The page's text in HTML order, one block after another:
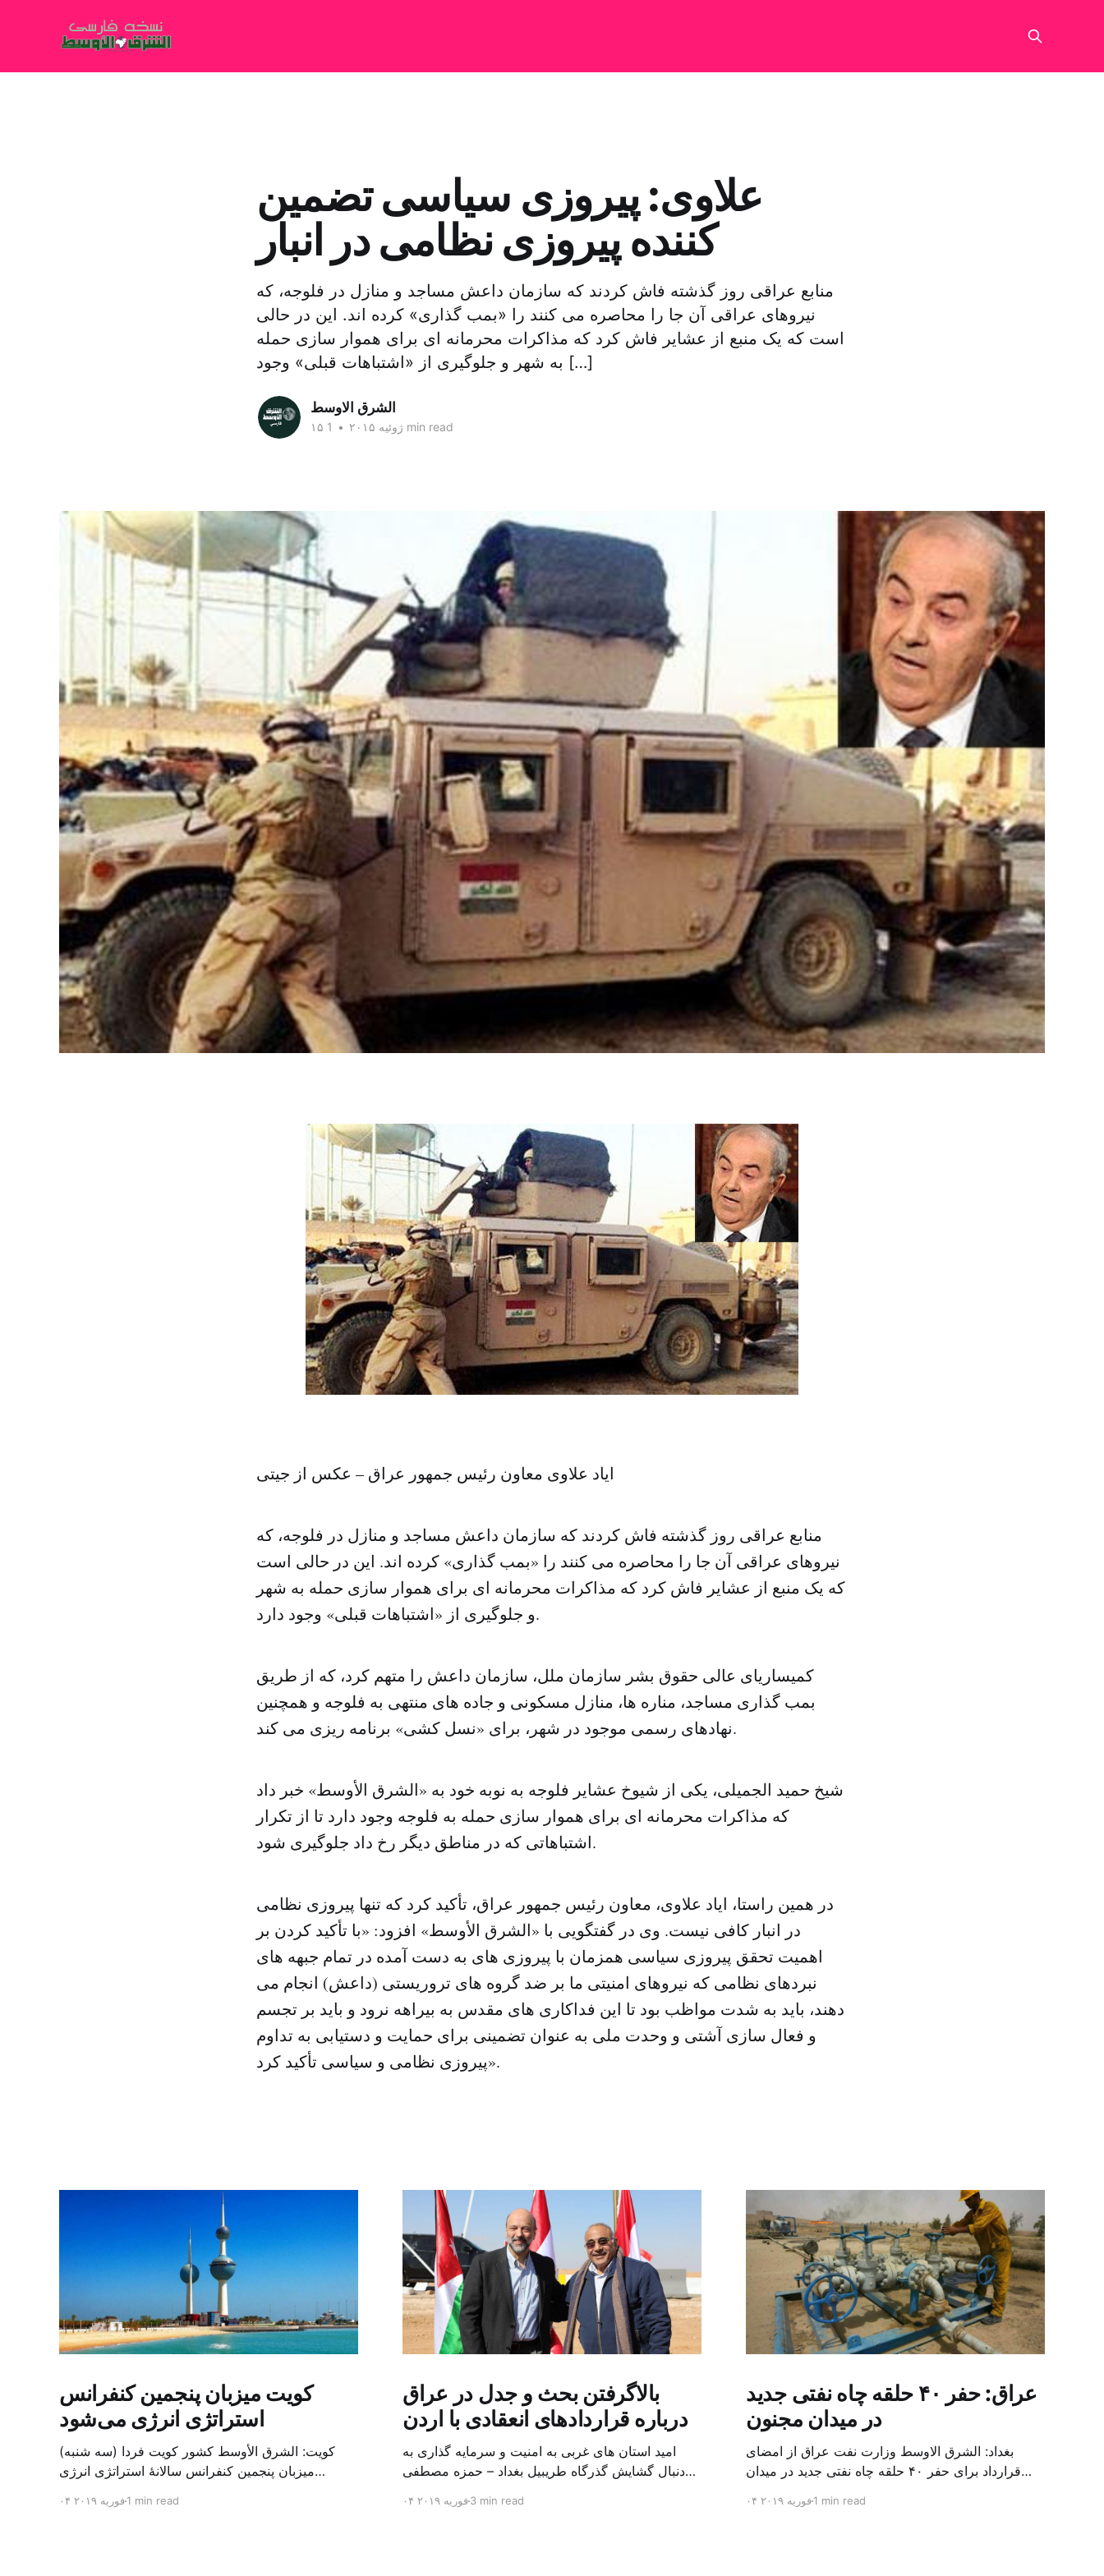
علاوی: پیروزی سیاسی تضمین
کننده پیروزی نظامی در انبار
منابع عراقی روز گذشته فاش کردند که سازمان داعش مساجد و منازل در فلوجه، که
نیروهای عراقی آن جا را محاصره می کنند را «بمب گذاری» کرده اند. این در حالی
است که یک منبع از عشایر فاش کرد که مذاکرات محرمانه ای برای هموار سازی حمله
به شهر و جلوگیری از «اشتباهات قبلی» وجود […]
الشرق الاوسط
۱۵ ژوئیه ۲۰۱۵ • 1 min read
ایاد علاوی معاون رئیس جمهور عراق – عکس از جیتی
منابع عراقی روز گذشته فاش کردند که سازمان داعش مساجد و منازل در فلوجه، که
نیروهای عراقی آن جا را محاصره می کنند را «بمب گذاری» کرده اند. این در حالی است
که یک منبع از عشایر فاش کرد که مذاکرات محرمانه ای برای هموار سازی حمله به شهر
و جلوگیری از «اشتباهات قبلی» وجود دارد.
کمیساریای عالی حقوق بشر سازمان ملل، سازمان داعش را متهم کرد، که از طریق
بمب گذاری مساجد، مناره ها، منازل مسکونی و جاده های منتهی به فلوجه و همچنین
نهادهای رسمی موجود در شهر، برای «نسل کشی» برنامه ریزی می کند.
شیخ حمید الجمیلی، یکی از شیوخ عشایر فلوجه به نوبه خود به «الشرق الأوسط» خبر داد
که مذاکرات محرمانه ای برای هموار سازی حمله به فلوجه وجود دارد تا از تکرار
اشتباهاتی که در مناطق دیگر رخ داد جلوگیری شود.
در همین راستا، ایاد علاوی، معاون رئیس جمهور عراق، تأکید کرد که تنها پیروزی نظامی
در انبار کافی نیست. وی در گفتگویی با «الشرق الأوسط» افزود: «با تأکید کردن بر
اهمیت تحقق پیروزی سیاسی همزمان با پیروزی های به دست آمده در تمام جبهه های
نبردهای نظامی که نیروهای امنیتی ما بر ضد گروه های تروریستی (داعش) انجام می
دهند، باید به شدت مواظب بود تا این فداکاری های مقدس به بیراهه نرود و باید بر تجسم
و فعال سازی آشتی و وحدت ملی به عنوان تضمینی برای حمایت و دستیابی به تداوم
پیروزی نظامی و سیاسی تأکید کرد».
کویت میزبان پنجمین کنفرانس
استراتژی انرژی می‌شود
کویت: الشرق الأوسط کشور کویت فردا (سه شنبه)
میزبان پنجمین کنفرانس سالانهٔ استراتژی انرژی
الشرق الاوسط، حدود ۳۰۰ متخصص از شرکت‌های
۰۴ فوریه ۲۰۱۹1 min read
بالاگرفتن بحث و جدل در عراق
درباره قراردادهای انعقادی با اردن
امید استان های غربی به امنیت و سرمایه گذاری به
دنبال گشایش گذرگاه طریبیل بغداد – حمزه مصطفی
طریبیل توسط عادل عبد المهدی نخست وزیر عراق و
۰۴ فوریه ۲۰۱۹3 min read
عراق: حفر ۴۰ حلقه چاه نفتی جدید
در میدان مجنون
بغداد: الشرق الاوسط وزارت نفت عراق از امضای
قرارداد برای حفر ۴۰ حلقه چاه نفتی جدید در میدان
محمد خضیر مدعامل شرکت حفاری عراق روز یکشنبه
۰۴ فوریه ۲۰۱۹1 min read